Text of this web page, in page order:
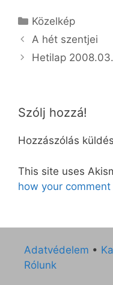
Kategória
Közelkép
A hét szentjei
Hetilap
Szólj hozzá!
Hozzászólás
This site uses
how your
Adatvédelem •
Rólunk